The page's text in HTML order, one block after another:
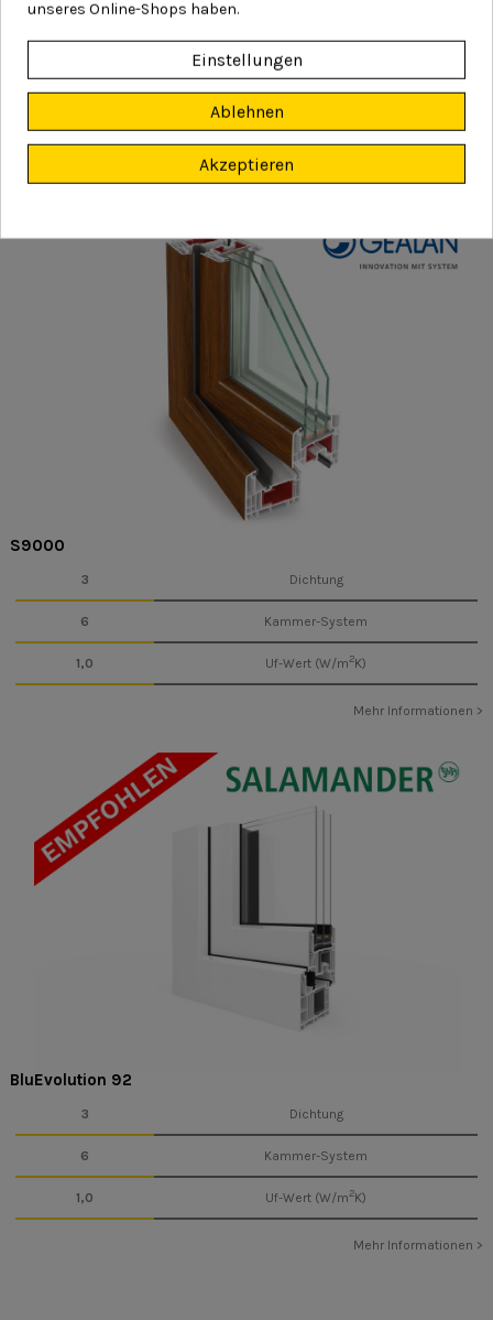
Eko6
2 Dichtung
1,2 Uf-Wert (W/m K)
S9000
3 Dichtung
6 Kammer-System
1,0 Uf-Wert (W/m2K)
Mehr Informationen >
BluEvolution 92
3 Dichtung
6 Kammer-System
1,0 Uf-Wert (W/m2K)
Mehr Informationen >
unseres Online-Shops haben.
Einstellungen
Ablehnen
Akzeptieren